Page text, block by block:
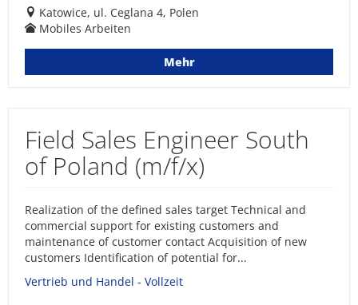
Katowice, ul. Ceglana 4, Polen
Mobiles Arbeiten
Mehr
Field Sales Engineer South
of Poland (m/f/x)
Realization of the defined sales target Technical and
commercial support for existing customers and
maintenance of customer contact Acquisition of new
customers Identification of potential for...
Vertrieb und Handel - Vollzeit